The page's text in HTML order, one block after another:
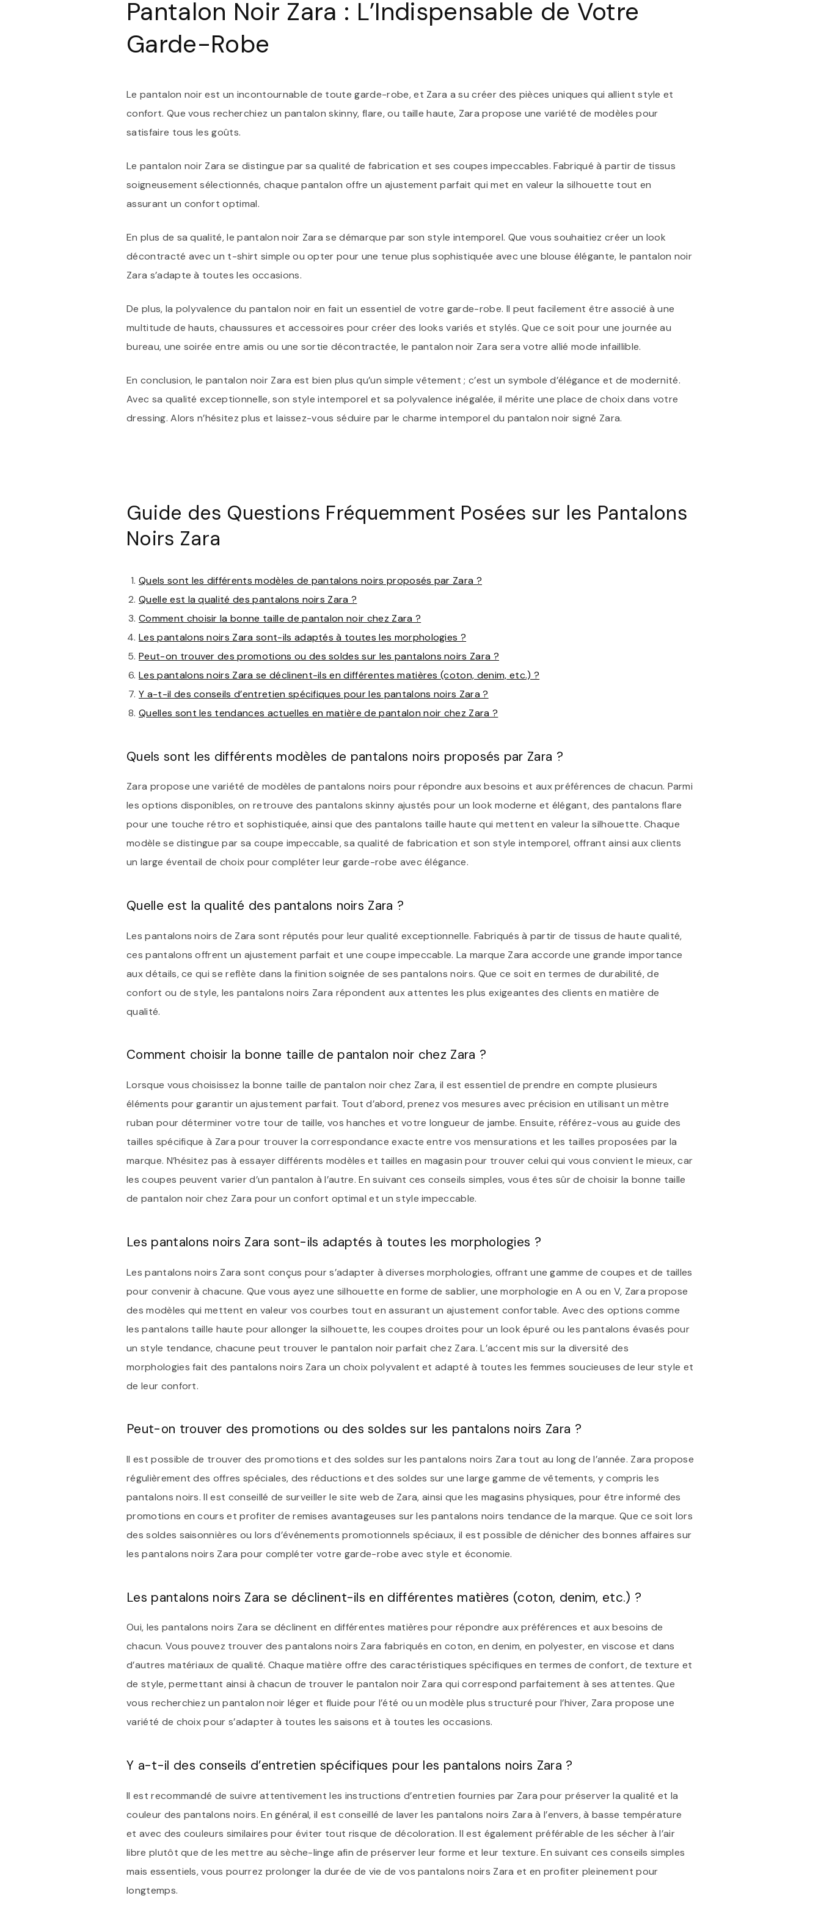
Pantalon Noir Zara : L’Indispensable de Votre
Garde-Robe
Le pantalon noir est un incontournable de toute garde-robe, et Zara a su créer des pièces uniques qui allient style et
confort. Que vous recherchiez un pantalon skinny, flare, ou taille haute, Zara propose une variété de modèles pour
satisfaire tous les goûts.
Le pantalon noir Zara se distingue par sa qualité de fabrication et ses coupes impeccables. Fabriqué à partir de tissus
soigneusement sélectionnés, chaque pantalon offre un ajustement parfait qui met en valeur la silhouette tout en
assurant un confort optimal.
En plus de sa qualité, le pantalon noir Zara se démarque par son style intemporel. Que vous souhaitiez créer un look
décontracté avec un t-shirt simple ou opter pour une tenue plus sophistiquée avec une blouse élégante, le pantalon noir
Zara s’adapte à toutes les occasions.
De plus, la polyvalence du pantalon noir en fait un essentiel de votre garde-robe. Il peut facilement être associé à une
multitude de hauts, chaussures et accessoires pour créer des looks variés et stylés. Que ce soit pour une journée au
bureau, une soirée entre amis ou une sortie décontractée, le pantalon noir Zara sera votre allié mode infaillible.
En conclusion, le pantalon noir Zara est bien plus qu’un simple vêtement ; c’est un symbole d’élégance et de modernité.
Avec sa qualité exceptionnelle, son style intemporel et sa polyvalence inégalée, il mérite une place de choix dans votre
dressing. Alors n’hésitez plus et laissez-vous séduire par le charme intemporel du pantalon noir signé Zara.
Guide des Questions Fréquemment Posées sur les Pantalons
Noirs Zara
Quels sont les différents modèles de pantalons noirs proposés par Zara ?
Quelle est la qualité des pantalons noirs Zara ?
Comment choisir la bonne taille de pantalon noir chez Zara ?
Les pantalons noirs Zara sont-ils adaptés à toutes les morphologies ?
Peut-on trouver des promotions ou des soldes sur les pantalons noirs Zara ?
Les pantalons noirs Zara se déclinent-ils en différentes matières (coton, denim, etc.) ?
Y a-t-il des conseils d’entretien spécifiques pour les pantalons noirs Zara ?
Quelles sont les tendances actuelles en matière de pantalon noir chez Zara ?
Quels sont les différents modèles de pantalons noirs proposés par Zara ?
Zara propose une variété de modèles de pantalons noirs pour répondre aux besoins et aux préférences de chacun. Parmi
les options disponibles, on retrouve des pantalons skinny ajustés pour un look moderne et élégant, des pantalons flare
pour une touche rétro et sophistiquée, ainsi que des pantalons taille haute qui mettent en valeur la silhouette. Chaque
modèle se distingue par sa coupe impeccable, sa qualité de fabrication et son style intemporel, offrant ainsi aux clients
un large éventail de choix pour compléter leur garde-robe avec élégance.
Quelle est la qualité des pantalons noirs Zara ?
Les pantalons noirs de Zara sont réputés pour leur qualité exceptionnelle. Fabriqués à partir de tissus de haute qualité,
ces pantalons offrent un ajustement parfait et une coupe impeccable. La marque Zara accorde une grande importance
aux détails, ce qui se reflète dans la finition soignée de ses pantalons noirs. Que ce soit en termes de durabilité, de
confort ou de style, les pantalons noirs Zara répondent aux attentes les plus exigeantes des clients en matière de
qualité.
Comment choisir la bonne taille de pantalon noir chez Zara ?
Lorsque vous choisissez la bonne taille de pantalon noir chez Zara, il est essentiel de prendre en compte plusieurs
éléments pour garantir un ajustement parfait. Tout d’abord, prenez vos mesures avec précision en utilisant un mètre
ruban pour déterminer votre tour de taille, vos hanches et votre longueur de jambe. Ensuite, référez-vous au guide des
tailles spécifique à Zara pour trouver la correspondance exacte entre vos mensurations et les tailles proposées par la
marque. N’hésitez pas à essayer différents modèles et tailles en magasin pour trouver celui qui vous convient le mieux, car
les coupes peuvent varier d’un pantalon à l’autre. En suivant ces conseils simples, vous êtes sûr de choisir la bonne taille
de pantalon noir chez Zara pour un confort optimal et un style impeccable.
Les pantalons noirs Zara sont-ils adaptés à toutes les morphologies ?
Les pantalons noirs Zara sont conçus pour s’adapter à diverses morphologies, offrant une gamme de coupes et de tailles
pour convenir à chacune. Que vous ayez une silhouette en forme de sablier, une morphologie en A ou en V, Zara propose
des modèles qui mettent en valeur vos courbes tout en assurant un ajustement confortable. Avec des options comme
les pantalons taille haute pour allonger la silhouette, les coupes droites pour un look épuré ou les pantalons évasés pour
un style tendance, chacune peut trouver le pantalon noir parfait chez Zara. L’accent mis sur la diversité des
morphologies fait des pantalons noirs Zara un choix polyvalent et adapté à toutes les femmes soucieuses de leur style et
de leur confort.
Peut-on trouver des promotions ou des soldes sur les pantalons noirs Zara ?
Il est possible de trouver des promotions et des soldes sur les pantalons noirs Zara tout au long de l’année. Zara propose
régulièrement des offres spéciales, des réductions et des soldes sur une large gamme de vêtements, y compris les
pantalons noirs. Il est conseillé de surveiller le site web de Zara, ainsi que les magasins physiques, pour être informé des
promotions en cours et profiter de remises avantageuses sur les pantalons noirs tendance de la marque. Que ce soit lors
des soldes saisonnières ou lors d’événements promotionnels spéciaux, il est possible de dénicher des bonnes affaires sur
les pantalons noirs Zara pour compléter votre garde-robe avec style et économie.
Les pantalons noirs Zara se déclinent-ils en différentes matières (coton, denim, etc.) ?
Oui, les pantalons noirs Zara se déclinent en différentes matières pour répondre aux préférences et aux besoins de
chacun. Vous pouvez trouver des pantalons noirs Zara fabriqués en coton, en denim, en polyester, en viscose et dans
d’autres matériaux de qualité. Chaque matière offre des caractéristiques spécifiques en termes de confort, de texture et
de style, permettant ainsi à chacun de trouver le pantalon noir Zara qui correspond parfaitement à ses attentes. Que
vous recherchiez un pantalon noir léger et fluide pour l’été ou un modèle plus structuré pour l’hiver, Zara propose une
variété de choix pour s’adapter à toutes les saisons et à toutes les occasions.
Y a-t-il des conseils d’entretien spécifiques pour les pantalons noirs Zara ?
Il est recommandé de suivre attentivement les instructions d’entretien fournies par Zara pour préserver la qualité et la
couleur des pantalons noirs. En général, il est conseillé de laver les pantalons noirs Zara à l’envers, à basse température
et avec des couleurs similaires pour éviter tout risque de décoloration. Il est également préférable de les sécher à l’air
libre plutôt que de les mettre au sèche-linge afin de préserver leur forme et leur texture. En suivant ces conseils simples
mais essentiels, vous pourrez prolonger la durée de vie de vos pantalons noirs Zara et en profiter pleinement pour
longtemps.